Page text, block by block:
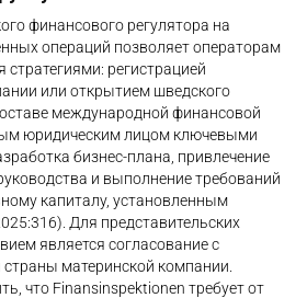
финансового регулятора на
операций позволяет операторам
регистрацией
или открытием шведского
международной финансовой
юридическим лицом ключевыми
бизнес-плана, привлечение
и выполнение требований
капиталу, установленным
Для представительских
является согласование с
материнской компании.
что Finansinspektionen требует от